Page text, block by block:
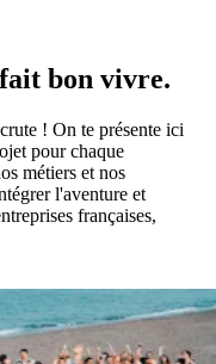
bon vivre.
! On te présente ici
pour chaque
métiers et nos
l'aventure et
françaises,